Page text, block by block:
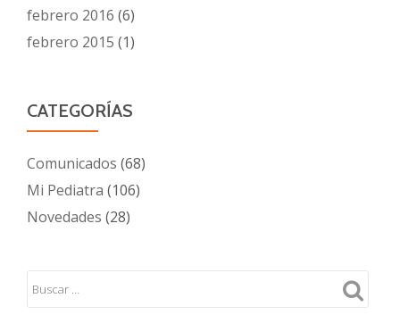
febrero 2016 (6)
febrero 2015 (1)
CATEGORÍAS
Comunicados (68)
Mi Pediatra (106)
Novedades (28)